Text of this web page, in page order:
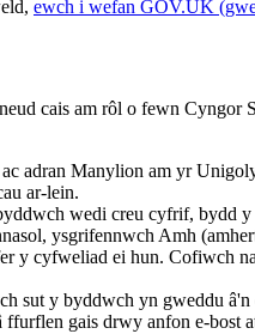
ewch i wefan GOV.UK
cais am rôl o fewn
adran Manylion am yr
ar-lein.
wedi creu cyfrif, bydd
ysgrifennwch Amh
y cyfweliad ei hun. Cofiwch
sut y byddwch yn gweddu
gais drwy anfon e-bost